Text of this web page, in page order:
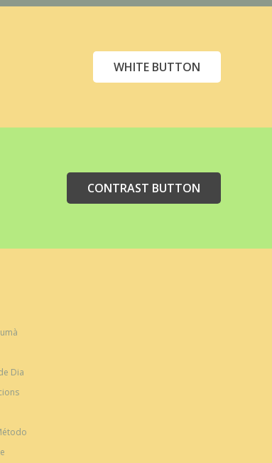
WHITE BUTTON
CONTRAST BUTTON
Dia